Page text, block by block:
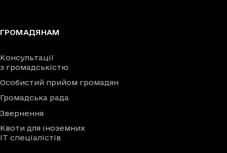
ГРОМАДЯНАМ
Консультації
з громадськістю
Особистий прийом громадян
Громадська рада
Звернення
Квоти для іноземних
IT спеціалістів